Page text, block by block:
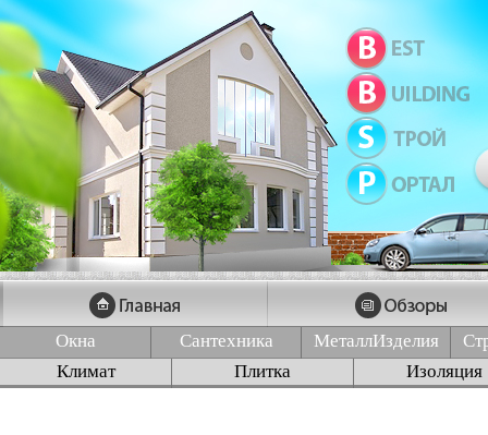
Окна Сантехника МеталлИзделия
Климат
Плитка Изоляция